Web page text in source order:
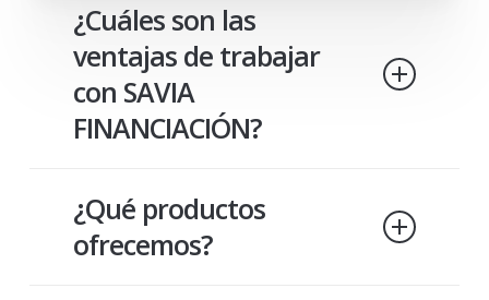
¿Cuáles son las
ventajas de trabajar
con SAVIA
FINANCIACIÓN?
en dar liquidez a pymes y autónomos
de forma ágil y transparente.
Analizamos tu operación en el día y te
¿Qué productos
ofrecemos?